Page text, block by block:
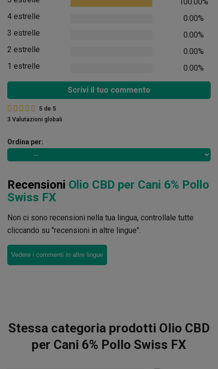
4 estrelle
0.00%
3 estrelle
0.00%
2 estrelle
0.00%
1 estrelle
0.00%
Scrivi il tuo commento
5 de 5
3 Valutazioni globali
Ordina per:
Recensioni Olio CBD per Cani 6% Pollo
Swiss FX
Non ci sono recensioni nella tua lingua, controllale tutte
cliccando su "recensioni in altre lingue".
Vedere i commenti in altre lingue
Stessa categoria prodotti Olio CBD
per Cani 6% Pollo Swiss FX